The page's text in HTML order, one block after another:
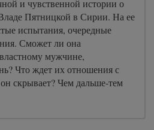
и чувственной истории о
Пятницкой в Сирии. На ее
испытания, очередные
Сможет ли она
мужчине,
Что ждет их отношения с
скрывает? Чем дальше-тем